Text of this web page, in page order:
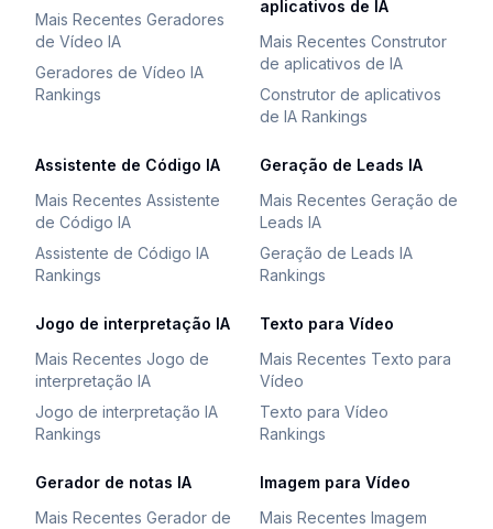
Mais Recentes Geradores
de Vídeo IA
Geradores de Vídeo IA
Rankings
aplicativos de IA
Mais Recentes Construtor
de aplicativos de IA
Construtor de aplicativos
de IA Rankings
Assistente de Código IA
Mais Recentes Assistente
de Código IA
Assistente de Código IA
Rankings
Geração de Leads IA
Mais Recentes Geração de
Leads IA
Geração de Leads IA
Rankings
Jogo de interpretação IA
Mais Recentes Jogo de
interpretação IA
Jogo de interpretação IA
Rankings
Texto para Vídeo
Mais Recentes Texto para
Vídeo
Texto para Vídeo
Rankings
Gerador de notas IA
Mais Recentes Gerador de
Imagem para Vídeo
Mais Recentes Imagem